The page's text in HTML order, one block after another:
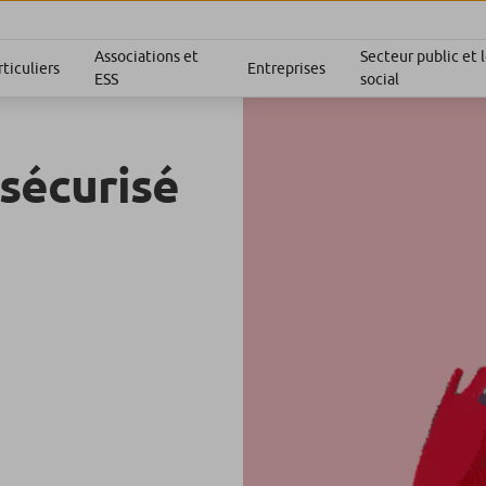
Associations et
ESS
Entreprises
Secteur public et
social